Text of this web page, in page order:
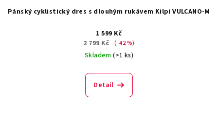
Pánský cyklistický dres s dlouhým rukávem Kilpi VULCANO-M
1 599 Kč
2 799 Kč
(–42 %)
Skladem(>1 ks)
Detail